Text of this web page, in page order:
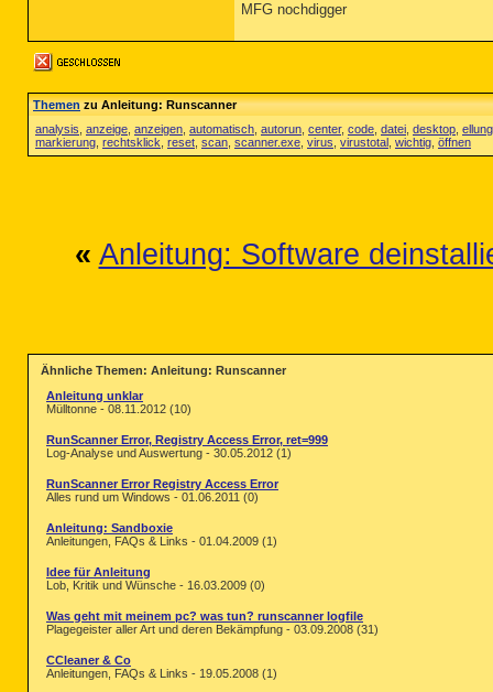
MFG nochdigger
Themenzu Anleitung: Runscanner
analysis anzeige anzeigen automatisch autorun center, code datei desktop ellung
markierung rechtsklick reset scan scanner.exe virus virustotal wichtig öffnen
« Anleitung: Software
Ähnliche Themen: Anleitung: Runscanner
Anleitung unklar
Mülltonne - 08.11.2012 (10)
RunScanner Error, Registry Access Error, ret=999
Log-Analyse und Auswertung - 30.05.2012 (1)
RunScanner Error Registry Access Error
Alles rund um Windows - 01.06.2011 (0)
Anleitung: Sandboxie
Anleitungen, FAQs & Links - 01.04.2009 (1)
Idee für Anleitung
Lob, Kritik und Wünsche - 16.03.2009 (0)
Was geht mit meinem pc? was tun? runscanner logfile
Plagegeister aller Art und deren Bekämpfung - 03.09.2008 (31)
CCleaner & Co
Anleitungen, FAQs & Links - 19.05.2008 (1)